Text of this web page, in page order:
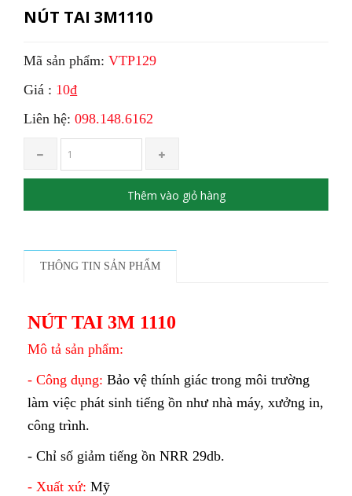
NÚT TAI 3M1110
Mã sản phẩm: VTP129
Giá : 10₫
Liên hệ: 098.148.6162
Thêm vào giỏ hàng
THÔNG TIN SẢN PHẨM
NÚT TAI 3M 1110
Mô tả sản phẩm:
- Công dụng: Bảo vệ thính giác trong môi trường
làm việc phát sinh tiếng ồn như nhà máy, xưởng in,
công trình.
- Chỉ số giảm tiếng ồn NRR 29db.
- Xuất xứ: Mỹ